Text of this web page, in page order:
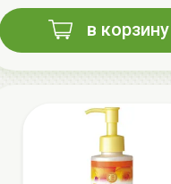
в корзину